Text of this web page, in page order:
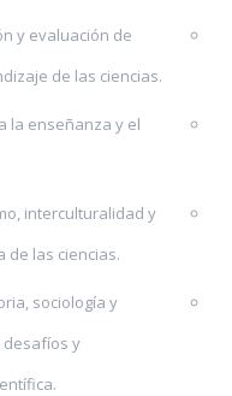
y evaluación de
de las ciencias.
la enseñanza y el
interculturalidad y
de las ciencias.
sociología y
desafíos y